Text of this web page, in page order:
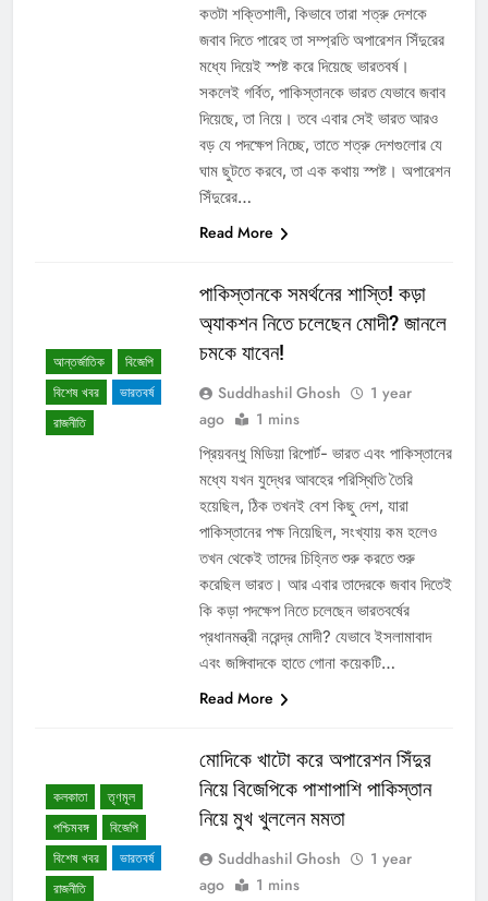
কতটা শক্তিশালী, কিভাবে তারা শত্রু দেশকে
জবাব দিতে পারেহ তা সম্প্রতি অপারেশন সিঁদুরের
মধ্যে দিয়েই স্পষ্ট করে দিয়েছে ভারতবর্ষ।
সকলেই গর্বিত, পাকিস্তানকে ভারত যেভাবে জবাব
দিয়েছে, তা নিয়ে। তবে এবার সেই ভারত আরও
বড় যে পদক্ষেপ নিচ্ছে, তাতে শত্রু দেশগুলোর যে
ঘাম ছুটতে করবে, তা এক কথায় স্পষ্ট। অপারেশন
সিঁদুরের…
Read More
আন্তর্জাতিক
বিজেপি
বিশেষ খবর
ভারতবর্ষ
রাজনীতি
পাকিস্তানকে সমর্থনের শাস্তি! কড়া
অ্যাকশন নিতে চলেছেন মোদী? জানলে
চমকে যাবেন!
Suddhashil Ghosh
1 year
ago
1 mins
প্রিয়বন্ধু মিডিয়া রিপোর্ট- ভারত এবং পাকিস্তানের
মধ্যে যখন যুদ্ধের আবহের পরিস্থিতি তৈরি
হয়েছিল, ঠিক তখনই বেশ কিছু দেশ, যারা
পাকিস্তানের পক্ষ নিয়েছিল, সংখ্যায় কম হলেও
তখন থেকেই তাদের চিহ্নিত শুরু করতে শুরু
করেছিল ভারত। আর এবার তাদেরকে জবাব দিতেই
কি কড়া পদক্ষেপ নিতে চলেছেন ভারতবর্ষের
প্রধানমন্ত্রী নরেন্দ্র মোদী? যেভাবে ইসলামাবাদ
এবং জঙ্গিবাদকে হাতে গোনা কয়েকটি…
Read More
কলকাতা
তৃণমূল
পশ্চিমবঙ্গ
বিজেপি
বিশেষ খবর
ভারতবর্ষ
রাজনীতি
মোদিকে খাটো করে অপারেশন সিঁদুর
নিয়ে বিজেপিকে পাশাপাশি পাকিস্তান
নিয়ে মুখ খুললেন মমতা
Suddhashil Ghosh
1 year
ago
1 mins